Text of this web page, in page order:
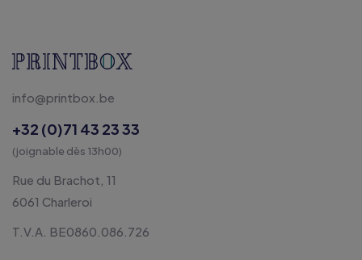
info@printbox.be
+32 (0)71 43 23 33
(joignable dès 13h00)
Rue du Brachot, 11
6061 Charleroi
T.V.A. BE0860.086.726